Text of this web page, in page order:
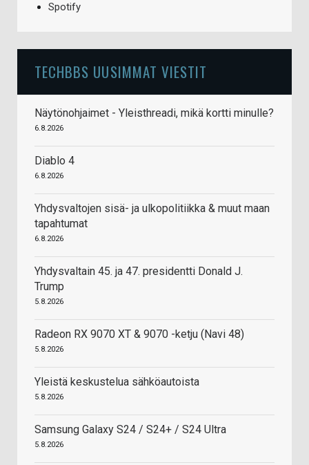
Spotify
TECHBBS UUSIMMAT VIESTIT
Näytönohjaimet - Yleisthreadi, mikä kortti minulle?
6.8.2026
Diablo 4
6.8.2026
Yhdysvaltojen sisä- ja ulkopolitiikka & muut maan
tapahtumat
6.8.2026
Yhdysvaltain 45. ja 47. presidentti Donald J.
Trump
5.8.2026
Radeon RX 9070 XT & 9070 -ketju (Navi 48)
5.8.2026
Yleistä keskustelua sähköautoista
5.8.2026
Samsung Galaxy S24 / S24+ / S24 Ultra
5.8.2026